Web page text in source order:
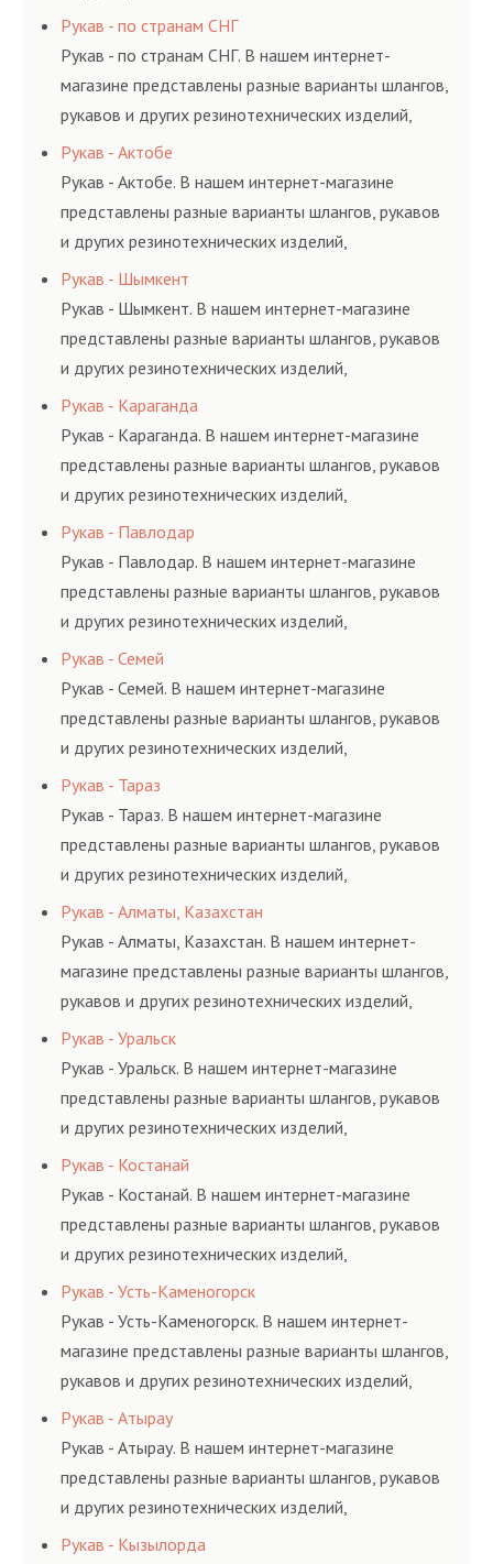
соответствующих ГОСТам, техническим условиям
и нормативам.
Рукав - по странам СНГ
Рукав - по странам СНГ. В нашем интернет-
магазине представлены разные варианты шлангов,
рукавов и других резинотехнических изделий,
соответствующих ГОСТам, техническим условиям
и нормативам.
Рукав - Актобе
Рукав - Актобе. В нашем интернет-магазине
представлены разные варианты шлангов, рукавов
и других резинотехнических изделий,
соответствующих ГОСТам, техническим условиям
и нормативам.
Рукав - Шымкент
Рукав - Шымкент. В нашем интернет-магазине
представлены разные варианты шлангов, рукавов
и других резинотехнических изделий,
соответствующих ГОСТам, техническим условиям
и нормативам.
Рукав - Караганда
Рукав - Караганда. В нашем интернет-магазине
представлены разные варианты шлангов, рукавов
и других резинотехнических изделий,
соответствующих ГОСТам, техническим условиям
и нормативам.
Рукав - Павлодар
Рукав - Павлодар. В нашем интернет-магазине
представлены разные варианты шлангов, рукавов
и других резинотехнических изделий,
соответствующих ГОСТам, техническим условиям
и нормативам.
Рукав - Семей
Рукав - Семей. В нашем интернет-магазине
представлены разные варианты шлангов, рукавов
и других резинотехнических изделий,
соответствующих ГОСТам, техническим условиям
и нормативам.
Рукав - Тараз
Рукав - Тараз. В нашем интернет-магазине
представлены разные варианты шлангов, рукавов
и других резинотехнических изделий,
соответствующих ГОСТам, техническим условиям
и нормативам.
Рукав - Алматы, Казахстан
Рукав - Алматы, Казахстан. В нашем интернет-
магазине представлены разные варианты шлангов,
рукавов и других резинотехнических изделий,
соответствующих ГОСТам, техническим условиям
и нормативам.
Рукав - Уральск
Рукав - Уральск. В нашем интернет-магазине
представлены разные варианты шлангов, рукавов
и других резинотехнических изделий,
соответствующих ГОСТам, техническим условиям
и нормативам.
Рукав - Костанай
Рукав - Костанай. В нашем интернет-магазине
представлены разные варианты шлангов, рукавов
и других резинотехнических изделий,
соответствующих ГОСТам, техническим условиям
и нормативам.
Рукав - Усть-Каменогорск
Рукав - Усть-Каменогорск. В нашем интернет-
магазине представлены разные варианты шлангов,
рукавов и других резинотехнических изделий,
соответствующих ГОСТам, техническим условиям
и нормативам.
Рукав - Атырау
Рукав - Атырау. В нашем интернет-магазине
представлены разные варианты шлангов, рукавов
и других резинотехнических изделий,
соответствующих ГОСТам, техническим условиям
Рукав - Кызылорда